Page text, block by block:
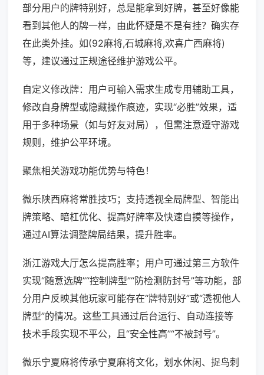
部分用户的牌特别好，总是能拿到好牌，甚至好像能
看到其他人的牌一样，由此怀疑是不是有挂？确实存
在此类外挂。如(92麻将,石城麻将,欢喜广西麻将)
等，建议通过正规途径维护游戏公平。
自定义修改牌：用户可输入需求生成专用辅助工具，
修改自身牌型或隐藏操作痕迹，实现“必胜”效果，适
用于多种场景（如与好友对局），但需注意遵守游戏
规则，维护公平环境。
聚焦相关游戏功能优势与特色！
微乐陕西麻将常胜技巧；支持透视全局牌型、智能出
牌策略、暗杠优化、提高好牌率及快速自摸等操作，
通过AI算法调整牌局结果，提升胜率。
浙江游戏大厅怎么提高胜率；用户可通过第三方软件
实现“随意选牌”“控制牌型”“防检测防封号”等功能，部
分用户反映其他玩家可能存在“牌特别好”或“透视他人
牌型”的情况。这些工具通过后台运行、自动连接等
技术手段实现不平公，且“安全性高”“不被封号”。
微乐宁夏麻将传承宁夏麻将文化，划水休闲、捉鸟刺